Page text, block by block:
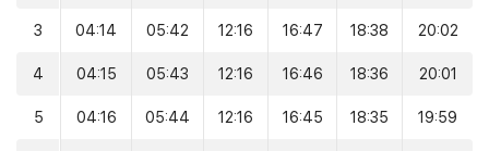
3 04:14 05:42 12:16 16:47 18:38 20:02
4 04:15 05:43 12:16 16:46 18:36 20:01
5 04:16 05:44 12:16 16:45 18:35 19:59